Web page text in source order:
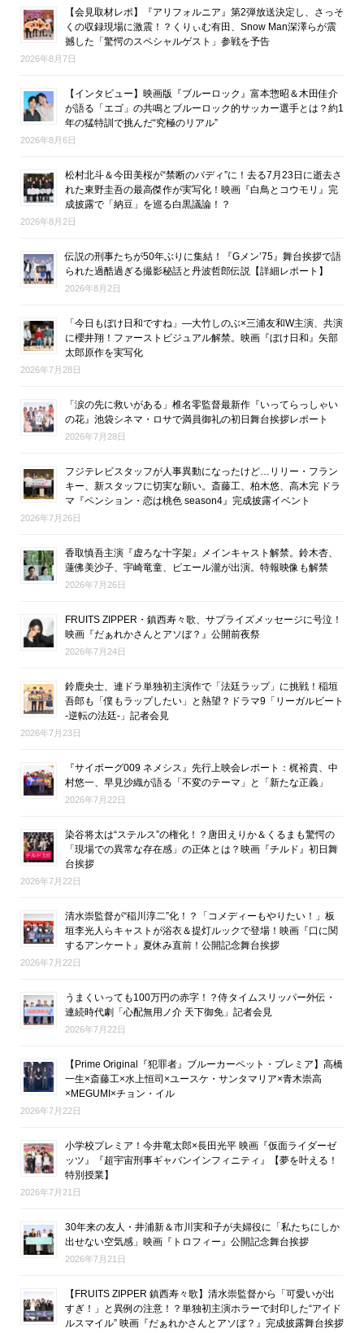
【会見取材レポ】『アリフォルニア』第2弾放送決定し、さっそ
くの収録現場に激震！？くりぃむ有田、Snow Man深澤らが震
撼した「驚愕のスペシャルゲスト」参戦を予告
2026年8月7日
【インタビュー】映画版『ブルーロック』富本惣昭＆木田佳介
が語る「エゴ」の共鳴とブルーロック的サッカー選手とは？約1
年の猛特訓で挑んだ“究極のリアル”
2026年8月6日
松村北斗＆今田美桜が“禁断のバディ”に！去る7月23日に逝去さ
れた東野圭吾の最高傑作が実写化！映画『白鳥とコウモリ』完
成披露で「納豆」を巡る白黒議論！？
2026年8月2日
伝説の刑事たちが50年ぶりに集結！『Gメン’75』舞台挨拶で語
られた過酷過ぎる撮影秘話と丹波哲郎伝説【詳細レポート】
2026年8月2日
「今日もぼけ日和ですね」―大竹しのぶ×三浦友和W主演、共演
に櫻井翔！ファーストビジュアル解禁。映画『ぼけ日和』矢部
太郎原作を実写化
2026年7月28日
「涙の先に救いがある」椎名零監督最新作『いってらっしゃい
の花』池袋シネマ・ロサで満員御礼の初日舞台挨拶レポート
2026年7月28日
フジテレビスタッフが人事異動になったけど…リリー・フラン
キー、新スタッフに切実な願い。斎藤工、柏木悠、高木完 ドラ
マ『ペンション・恋は桃色 season4』完成披露イベント
2026年7月26日
香取慎吾主演『虚ろな十字架』メインキャスト解禁。鈴木杏、
蓮佛美沙子、宇崎竜童、ピエール瀧が出演。特報映像も解禁
2026年7月26日
FRUITS ZIPPER・鎮西寿々歌、サプライズメッセージに号泣！
映画『だぁれかさんとアソぼ？』公開前夜祭
2026年7月24日
鈴鹿央士、連ドラ単独初主演作で「法廷ラップ」に挑戦！稲垣
吾郎も「僕もラップしたい」と熱望？ドラマ9「リーガルビート
-逆転の法廷-」記者会見
2026年7月23日
『サイボーグ009 ネメシス』先行上映会レポート：梶裕貴、中
村悠一、早見沙織が語る「不変のテーマ」と「新たな正義」
2026年7月22日
染谷将太は“ステルス”の権化！？唐田えりか＆くるまも驚愕の
「現場での異常な存在感」の正体とは？映画『チルド』初日舞
台挨拶
2026年7月22日
清水崇監督が“稲川淳二”化！？「コメディーもやりたい！」板
垣李光人らキャストが浴衣＆提灯ルックで登場！映画『口に関
するアンケート』夏休み直前！公開記念舞台挨拶
2026年7月22日
うまくいっても100万円の赤字！？侍タイムスリッパー外伝・
連続時代劇「心配無用ノ介 天下御免」記者会見
2026年7月22日
【Prime Original『犯罪者』ブルーカーペット・プレミア】高橋
一生×斎藤工×水上恒司×ユースケ・サンタマリア×青木崇高
×MEGUMI×チョン・イル
2026年7月22日
小学校プレミア！今井竜太郎×長田光平 映画『仮面ライダーゼ
ッツ』『超宇宙刑事ギャバンインフィニティ』【夢を叶える！
特別授業】
2026年7月21日
30年来の友人・井浦新＆市川実和子が夫婦役に「私たちにしか
出せない空気感」映画『トロフィー』公開記念舞台挨拶
2026年7月21日
【FRUITS ZIPPER 鎮西寿々歌】清水崇監督から「可愛いが出
すぎ！」と異例の注意！？単独初主演ホラーで封印した“アイド
ルスマイル” 映画『だぁれかさんとアソぼ？』完成披露舞台挨拶